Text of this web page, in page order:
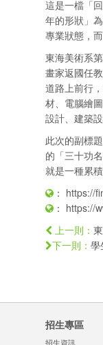
這是一檔「
年的形狀」
專業狀態，
東海美術系
畫家返國任
道路上前行
材、電腦繪
設計、建築
此次的副標
的「三十功
就是一種累
： https://
： https://
上一則：
下一則：
招生專區
招生資訊